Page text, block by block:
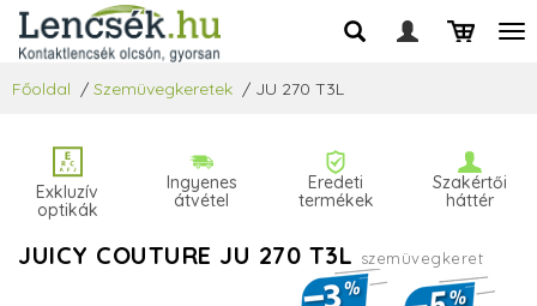
Főoldal / Szemüvegkeretek / JU 270 T3L
Exkluzív
optikák
Ingyenes
átvétel
Eredeti
termékek
Szakértői
háttér
JUICY COUTURE JU 270 T3L szemüvegkeret